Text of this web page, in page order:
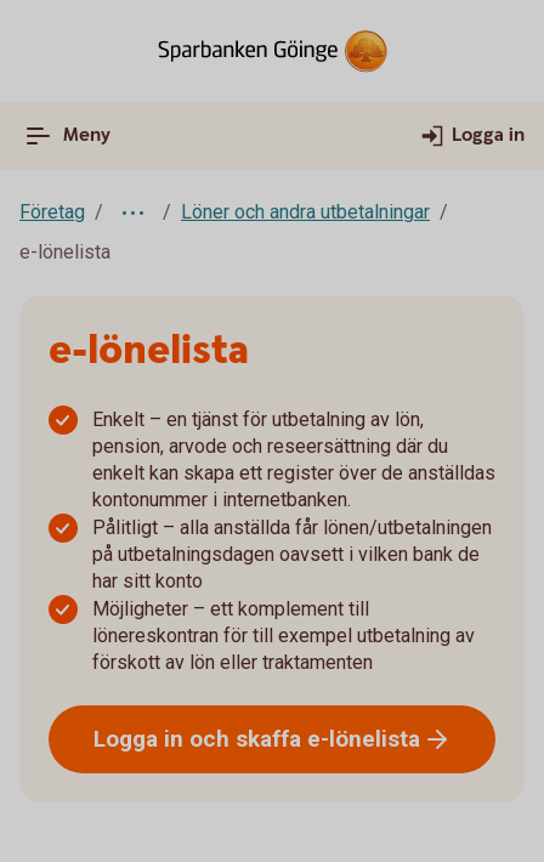
Meny Logga in
Företag
Löner och andra utbetalningar
e-lönelista
e-lönelista
Enkelt – en tjänst för utbetalning av lön,
pension, arvode och reseersättning där du
enkelt kan skapa ett register över de anställdas
kontonummer i internetbanken.
Pålitligt – alla anställda får lönen/utbetalningen
på utbetalningsdagen oavsett i vilken bank de
har sitt konto
Möjligheter – ett komplement till
lönereskontran för till exempel utbetalning av
förskott av lön eller traktamenten
Logga in och skaffa e-lönelista